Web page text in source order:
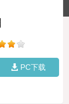
PC下载